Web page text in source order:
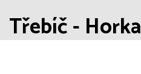
Třebíč -